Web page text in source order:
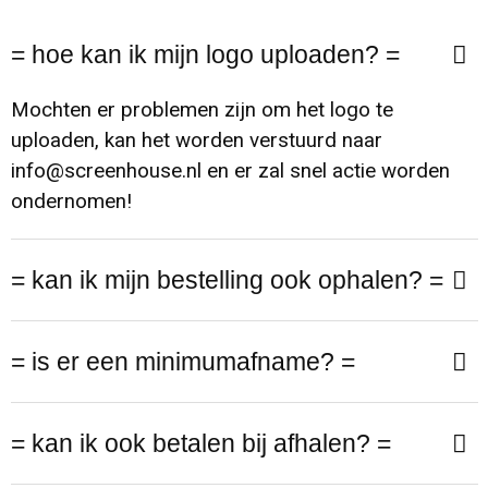
Schoenen
Blazers
Jassen
Ondergoed, Sokken en Nachtkleding
Badtextiel en Douche
Regenkleding
Caps, Hoeden en Mutsen
Handschoenen en Sjaals
Hoofdbescherming
Werkkleding sets
E.H.B.O.
Restauranttextiel
Oog- en gelaatsbescherming
Gehoorbescherming
Ademhalingsbescherming
Veiligheidssignalering en Verlichting
Fitnessmaterialen
Activity tracker
Stappentellers
Hardloopetuis en gordels
Ski-accessoires
Kerst
Anti-stress
Levensmiddelen
Klokken, horloges en weerstations
Spellen voor binnen en buiten
Sleutelhangers en Lanyards
Lampen en Gereedschap
Kantoor en Zakelijk
Autotassen
Promotietassen
Documententassen
Accessoires voor tassen
Collegetassen
Draagtassen
Trolleys
Aktetassen
= hoe kan ik mijn logo uploaden? =
Mochten er problemen zijn om het logo te
uploaden, kan het worden verstuurd naar
info@screenhouse.nl en er zal snel actie worden
ondernomen!
= kan ik mijn bestelling ook ophalen? =
= is er een minimumafname? =
= kan ik ook betalen bij afhalen? =